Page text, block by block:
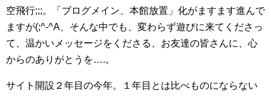
空飛行;;;。「ブログメイン、本館放置」化がますます進んで
ますが(;^-^A、そんな中でも、変わらず遊びに来てくださっ
て、温かいメッセージをくださる、お友達の皆さんに、心
からのありがとうを….。
サイト開設２年目の今年。１年目とは比べものにならない